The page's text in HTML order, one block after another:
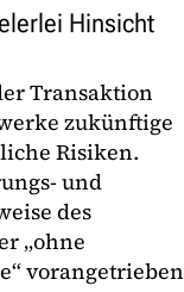
Hinsicht
Transaktion
zukünftige
Risiken.
und
des
„ohne
vorangetrieben